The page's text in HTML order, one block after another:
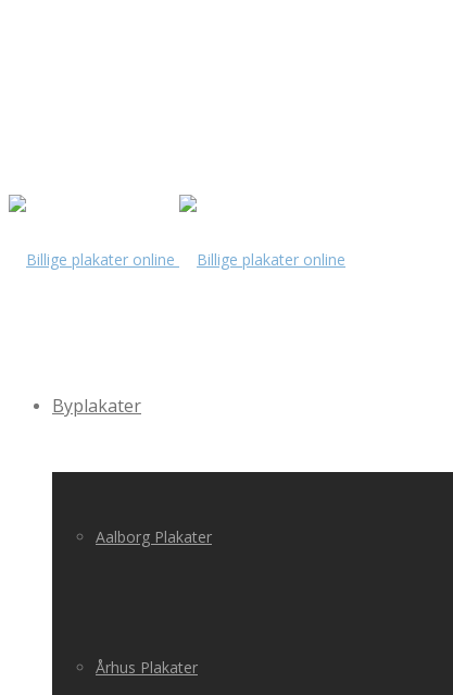
Byplakater
Aalborg Plakater
Århus Plakater